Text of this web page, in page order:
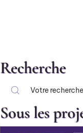
Recherche
Sous les